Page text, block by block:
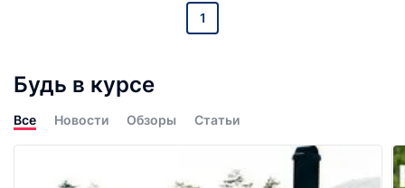
1
Будь в курсе
Все Новости Обзоры Статьи